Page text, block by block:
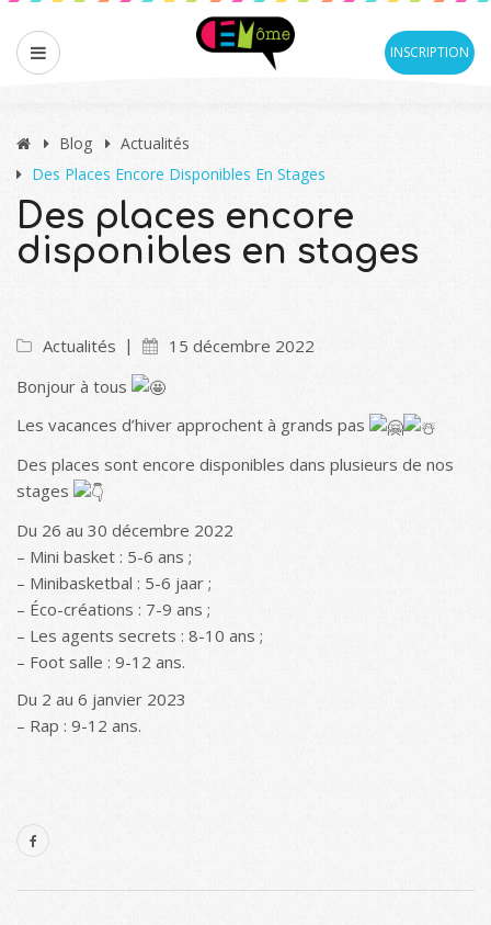
INSCRIPTION
Blog
Actualités
Des Places Encore Disponibles En Stages
Des places encore
disponibles en stages
Actualités
15 décembre 2022
Bonjour à tous
Les vacances d’hiver approchent à grands pas
Des places sont encore disponibles dans plusieurs de nos
stages
Du 26 au 30 décembre 2022
– Mini basket : 5-6 ans ;
– Minibasketbal : 5-6 jaar ;
– Éco-créations : 7-9 ans ;
– Les agents secrets : 8-10 ans ;
– Foot salle : 9-12 ans.
Du 2 au 6 janvier 2023
– Rap : 9-12 ans.